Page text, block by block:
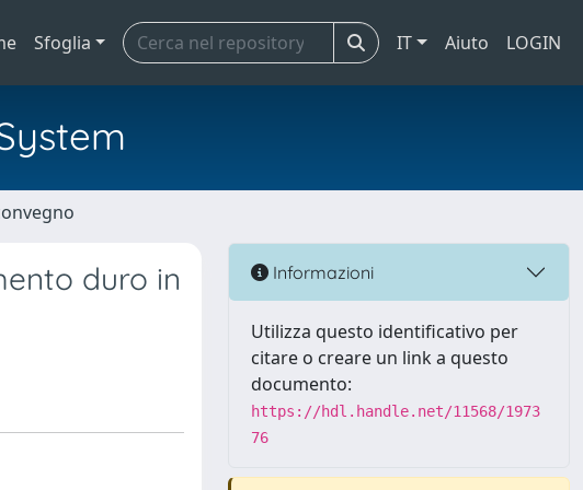
Sfoglia IT Aiuto LOGIN
duro in
Informazioni
Utilizza questo identificativo per
citare o creare un link a questo
documento:
https://hdl.handle.net/11568/1973
76